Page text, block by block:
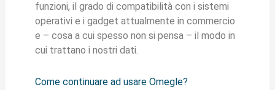
funzioni, il grado di compatibilità con i sistemi
operativi e i gadget attualmente in commercio
e – cosa a cui spesso non si pensa – il modo in
cui trattano i nostri dati.
Come continuare ad usare Omegle?